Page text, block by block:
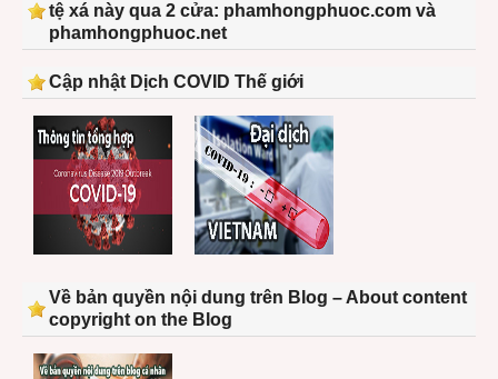
tệ xá này qua 2 cửa: phamhongphuoc.com và
phamhongphuoc.net
Cập nhật Dịch COVID Thế giới
Về bản quyền nội dung trên Blog – About content
copyright on the Blog